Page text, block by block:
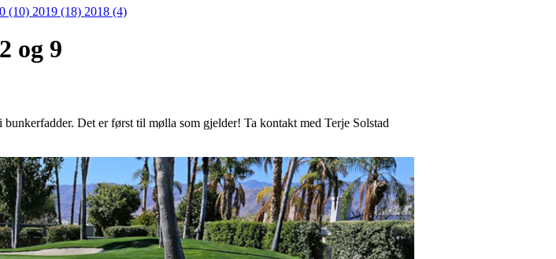
(10) 2019 (18) 2018 (4)
og 9
Det er først til mølla som gjelder! Ta kontakt med Terje Solstad